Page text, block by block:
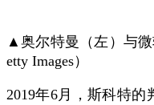
▲奥尔特曼（左）与
etty Images）
2019年6月，斯科特